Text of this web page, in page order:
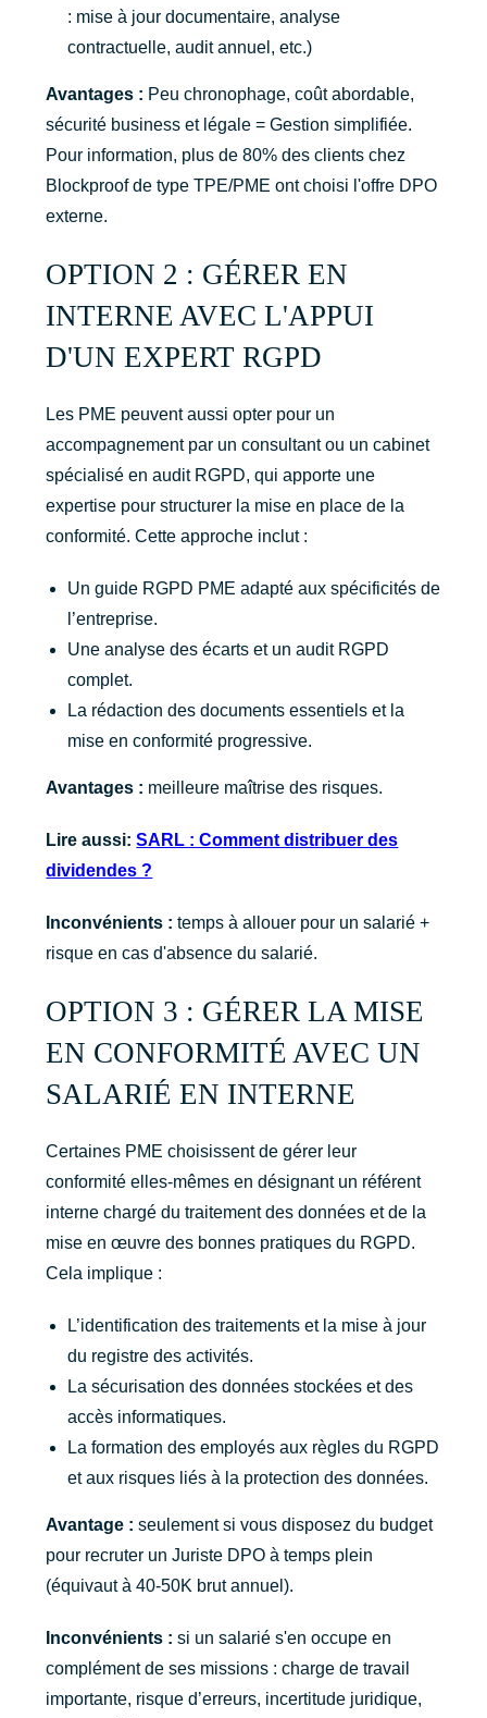
: mise à jour documentaire, analyse
contractuelle, audit annuel, etc.)
Avantages : Peu chronophage, coût abordable,
sécurité business et légale = Gestion simplifiée.
Pour information, plus de 80% des clients chez
Blockproof de type TPE/PME ont choisi l'offre DPO
externe.
OPTION 2 : GÉRER EN
INTERNE AVEC L'APPUI
D'UN EXPERT RGPD
Les PME peuvent aussi opter pour un
accompagnement par un consultant ou un cabinet
spécialisé en audit RGPD, qui apporte une
expertise pour structurer la mise en place de la
conformité. Cette approche inclut :
Un guide RGPD PME adapté aux spécificités de
l’entreprise.
Une analyse des écarts et un audit RGPD
complet.
La rédaction des documents essentiels et la
mise en conformité progressive.
Avantages : meilleure maîtrise des risques.
Lire aussi:SARL : Comment distribuer des
dividendes ?
Inconvénients : temps à allouer pour un salarié +
risque en cas d'absence du salarié.
OPTION 3 : GÉRER LA MISE
EN CONFORMITÉ AVEC UN
SALARIÉ EN INTERNE
Certaines PME choisissent de gérer leur
conformité elles-mêmes en désignant un référent
interne chargé du traitement des données et de la
mise en œuvre des bonnes pratiques du RGPD.
Cela implique :
L’identification des traitements et la mise à jour
du registre des activités.
La sécurisation des données stockées et des
accès informatiques.
La formation des employés aux règles du RGPD
et aux risques liés à la protection des données.
Avantage : seulement si vous disposez du budget
pour recruter un Juriste DPO à temps plein
(équivaut à 40-50K brut annuel).
Inconvénients : si un salarié s'en occupe en
complément de ses missions : charge de travail
importante, risque d’erreurs, incertitude juridique,